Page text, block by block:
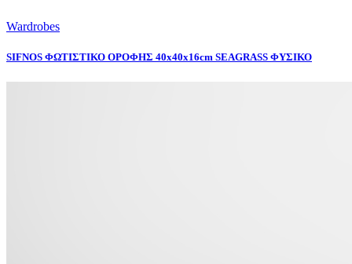
Wardrobes
SIFNOS ΦΩΤΙΣΤΙΚΟ ΟΡΟΦΗΣ 40x40x16cm SEAGRASS ΦΥΣΙΚΟ